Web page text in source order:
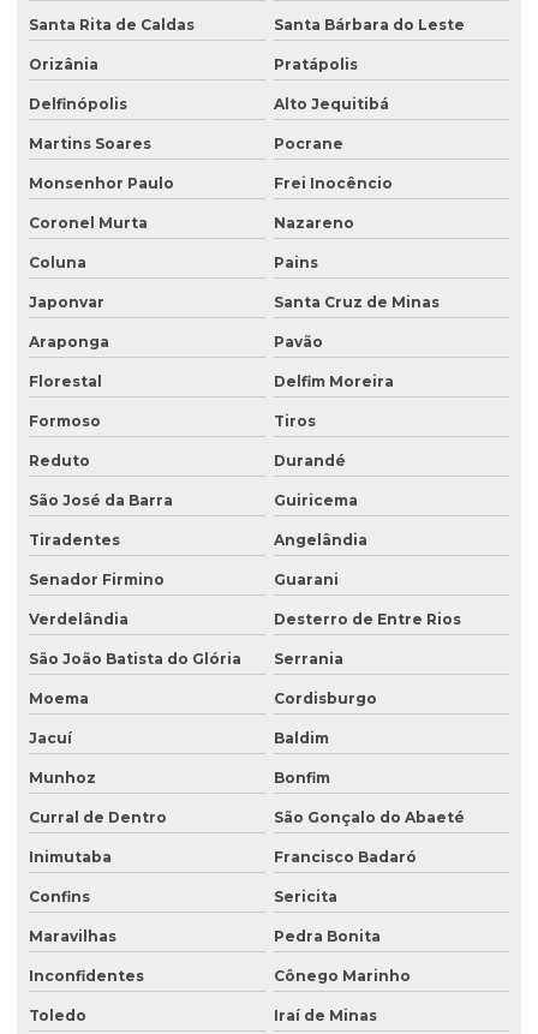
Santa Rita de Caldas Santa Bárbara do Leste
Orizânia Pratápolis
Delfinópolis Alto Jequitibá
Martins Soares Pocrane
Monsenhor Paulo Frei Inocêncio
Coronel Murta Nazareno
Coluna Pains
Japonvar Santa Cruz de Minas
Araponga Pavão
Florestal Delfim Moreira
Formoso Tiros
Reduto Durandé
São José da Barra Guiricema
Tiradentes Angelândia
Senador Firmino Guarani
Verdelândia Desterro de Entre Rios
São João Batista do Glória Serrania
Moema Cordisburgo
Jacuí Baldim
Munhoz Bonfim
Curral de Dentro São Gonçalo do Abaeté
Inimutaba Francisco Badaró
Confins Sericita
Maravilhas Pedra Bonita
Inconfidentes Cônego Marinho
Toledo Iraí de Minas